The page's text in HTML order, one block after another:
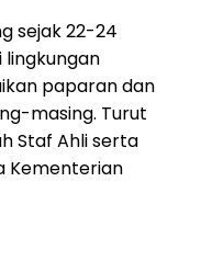
sejak 22-24
lingkungan
paparan dan
masing. Turut
Staf Ahli serta
Kementerian